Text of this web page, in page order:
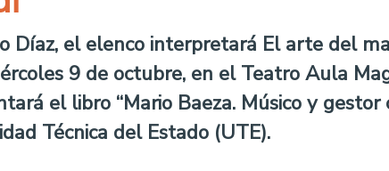
Díaz, el elenco interpretará El arte del
9 de octubre, en el Teatro Aula
el libro “Mario Baeza. Músico y
Técnica del Estado (UTE).